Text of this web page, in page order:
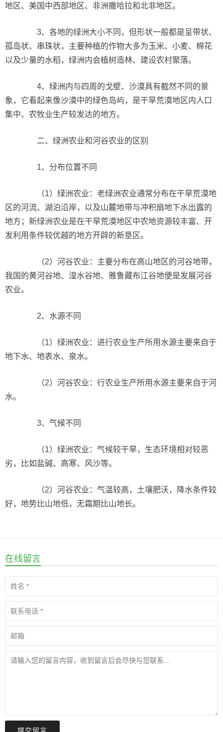
地区、美国中西部地区、非洲撒哈拉和北非地区。
3、各地的绿洲大小不同，但形状一般都是呈带状、
孤岛状、串珠状，主要种植的作物大多为玉米、小麦、棉花
以及少量的水稻，绿洲内会植树造林、建设农村聚落。
4、绿洲内与四周的戈壁、沙漠具有截然不同的景
象，它看起来像沙漠中的绿色岛屿，是干旱荒漠地区内人口
集中、农牧业生产较发达的地方。
二、绿洲农业和河谷农业的区别
1、分布位置不同
（1）绿洲农业：老绿洲农业通常分布在干旱荒漠地
区的河流、湖泊沿岸，以及山麓地带与冲积扇地下水出露的
地方；新绿洲农业是在干旱荒漠地区中农地资源较丰富、开
发利用条件较优越的地方开辟的新垦区。
（2）河谷农业：主要分布在高山地区的河谷地带，
我国的黄河谷地、湟水谷地、雅鲁藏布江谷地便是发展河谷
农业。
2、水源不同
（1）绿洲农业：进行农业生产所用水源主要来自于
地下水、地表水、泉水。
（2）河谷农业：行农业生产所用水源主要来自于河
水。
3、气候不同
（1）绿洲农业：气候较干旱，生态环境相对较恶
劣，比如盐碱、高寒、风沙等。
（2）河谷农业：气温较高，土壤肥沃，降水条件较
好，地势比山地低，无霜期比山地长。
在线留言